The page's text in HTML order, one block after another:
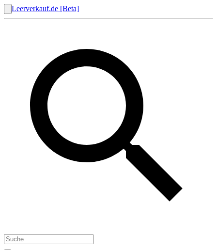
Leerverkauf.de [Beta]